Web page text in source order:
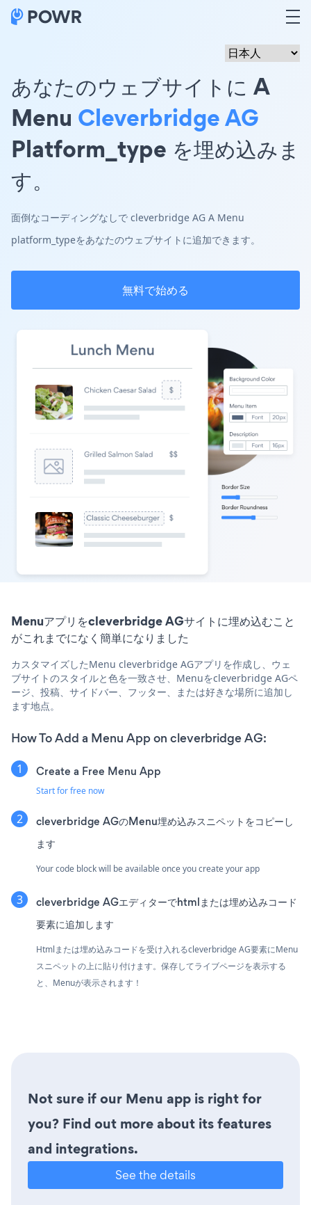
あなたのウェブサイトに A
Menu Cleverbridge AG
Platform_type を埋め込みま
す。
面倒なコーディングなしで cleverbridge AG A Menu
platform_typeをあなたのウェブサイトに追加できます。
無料で始める
Menuアプリをcleverbridge AGサイトに埋め込むこと
がこれまでになく簡単になりました
カスタマイズしたMenu cleverbridge AGアプリを作成し、ウェ
ブサイトのスタイルと色を一致させ、Menuをcleverbridge AGペ
ージ、投稿、サイドバー、フッター、または好きな場所に追加し
ます地点。
How To Add a Menu App on cleverbridge AG:
Create a Free Menu App
Start for free now
cleverbridge AGのMenu埋め込みスニペットをコピーし
ます
Your code block will be available once you create your app
cleverbridge AGエディターでhtmlまたは埋め込みコード
要素に追加します
Htmlまたは埋め込みコードを受け入れるcleverbridge AG要素にMenu
スニペットの上に貼り付けます。保存してライブページを表示する
と、Menuが表示されます！
Not sure if our Menu app is right for
you? Find out more about its features
and integrations.
See the details